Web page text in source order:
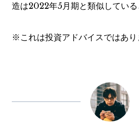
造は2022年5月期と類似している
※これは投資アドバイスではあり